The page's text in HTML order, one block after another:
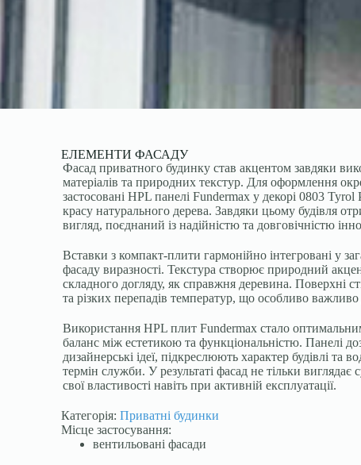
ЕЛЕМЕНТИ ФАСАДУ
Фасад приватного будинку став акцентом завдяки
матеріалів та природних текстур. Для оформлення
застосовані HPL панелі Fundermax у декорі 0803
красу натурального дерева. Завдяки цьому будівля
вигляд, поєднаний із надійністю та довговічністю
Вставки з компакт-плити гармонійно інтегровані у
фасаду виразності. Текстура створює природний
складного догляду, як справжня деревина. Поверхні
та різких перепадів температур, що особливо
Використання HPL плит Fundermax стало
баланс між естетикою та функціональністю. Панелі
дизайнерські ідеї, підкреслюють характер будівлі та
термін служби. У результаті фасад не тільки виглядає
свої властивості навіть при активній експлуатації.
Категорія:Приватні будинки
Місце застосування:
вентильовані фасади